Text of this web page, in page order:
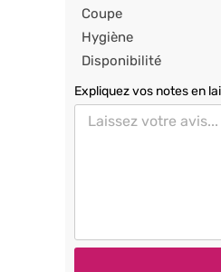
Coupe
Hygiène
Disponibilité
Expliquez vos notes en